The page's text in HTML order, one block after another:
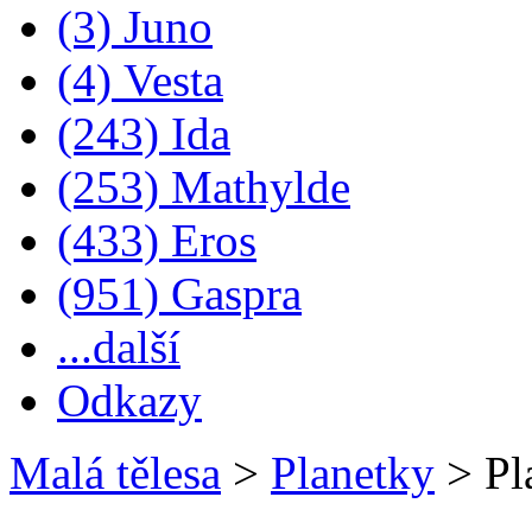
(3) Juno
(4) Vesta
(243) Ida
(253) Mathylde
(433) Eros
(951) Gaspra
...další
Odkazy
Malá tělesa > Planetky >